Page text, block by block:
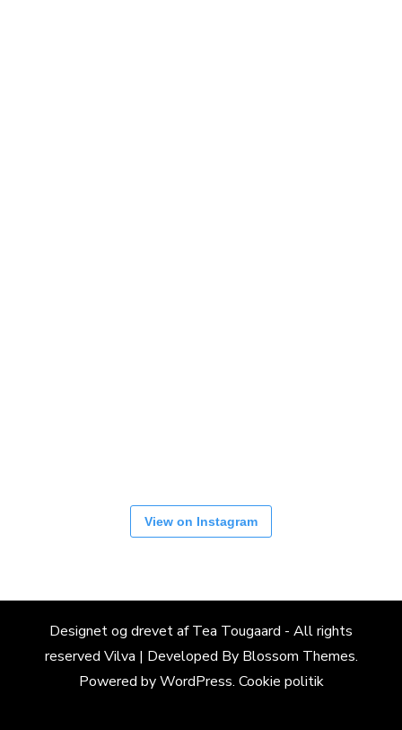
View on Instagram
Designet og drevet af Tea Tougaard - All rights
reserved Vilva | Developed By Blossom Themes.
Powered byWordPress. Cookie politik